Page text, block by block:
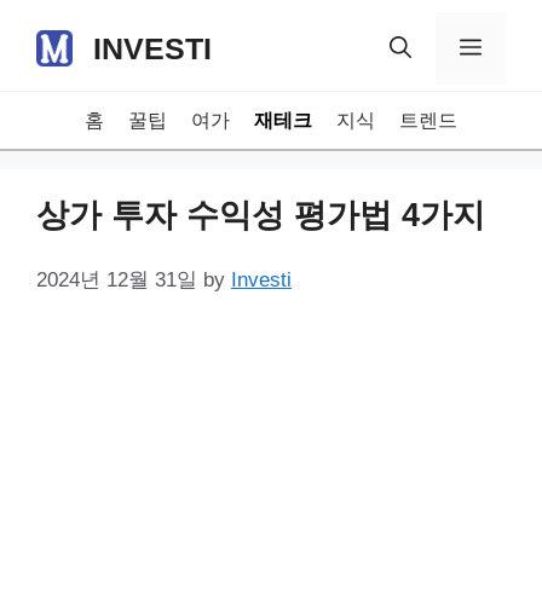
content
INVESTI Menu
홈 꿀팁 여가 재테크 지식 트렌드
상가 투자 수익성 평가법 4가지
2024년 12월 31일 by Investi